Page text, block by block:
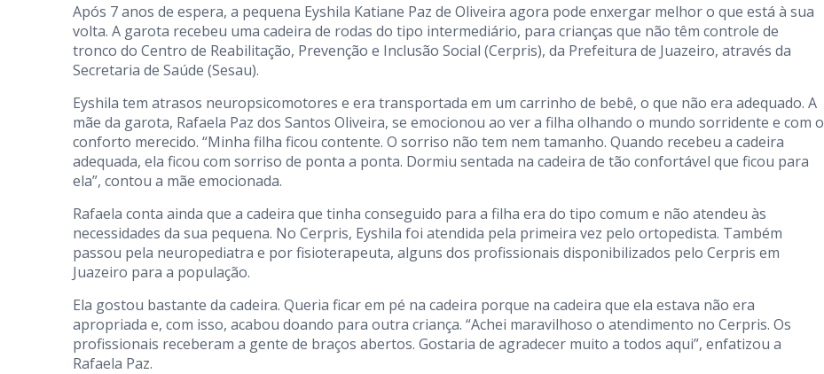
Após 7 anos de espera, a pequena Eyshila Katiane Paz de Oliveira agora pode enxergar melhor o que está à sua
volta. A garota recebeu uma cadeira de rodas do tipo intermediário, para crianças que não têm controle de
tronco do Centro de Reabilitação, Prevenção e Inclusão Social (Cerpris), da Prefeitura de Juazeiro, através da
Secretaria de Saúde (Sesau).
Eyshila tem atrasos neuropsicomotores e era transportada em um carrinho de bebê, o que não era adequado. A
mãe da garota, Rafaela Paz dos Santos Oliveira, se emocionou ao ver a filha olhando o mundo sorridente e com o
conforto merecido. “Minha filha ficou contente. O sorriso não tem nem tamanho. Quando recebeu a cadeira
adequada, ela ficou com sorriso de ponta a ponta. Dormiu sentada na cadeira de tão confortável que ficou para
ela”, contou a mãe emocionada.
Rafaela conta ainda que a cadeira que tinha conseguido para a filha era do tipo comum e não atendeu às
necessidades da sua pequena. No Cerpris, Eyshila foi atendida pela primeira vez pelo ortopedista. Também
passou pela neuropediatra e por fisioterapeuta, alguns dos profissionais disponibilizados pelo Cerpris em
Juazeiro para a população.
Ela gostou bastante da cadeira. Queria ficar em pé na cadeira porque na cadeira que ela estava não era
apropriada e, com isso, acabou doando para outra criança. “Achei maravilhoso o atendimento no Cerpris. Os
profissionais receberam a gente de braços abertos. Gostaria de agradecer muito a todos aqui”, enfatizou a
Rafaela Paz.